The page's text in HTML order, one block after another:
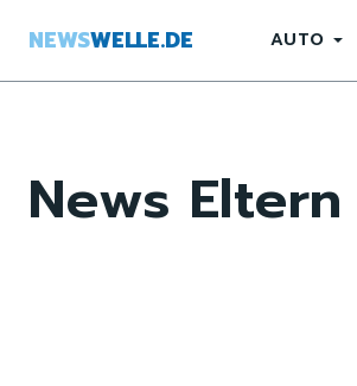
NEWSWELLE.DE AUTO
News Eltern